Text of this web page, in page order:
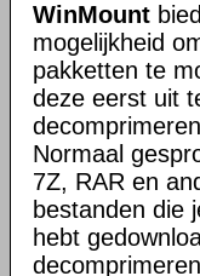
WinMount
mogelijkheid
pakketten te
deze eerst uit
Normaal
7Z, RAR en
bestanden die
hebt